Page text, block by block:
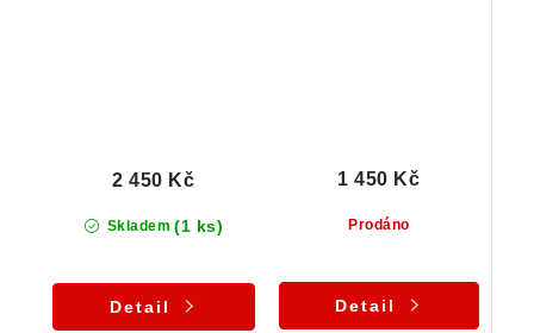
Skladem (1 ks)
2 450 Kč
Detail
Prodáno
1 450 Kč
Detail